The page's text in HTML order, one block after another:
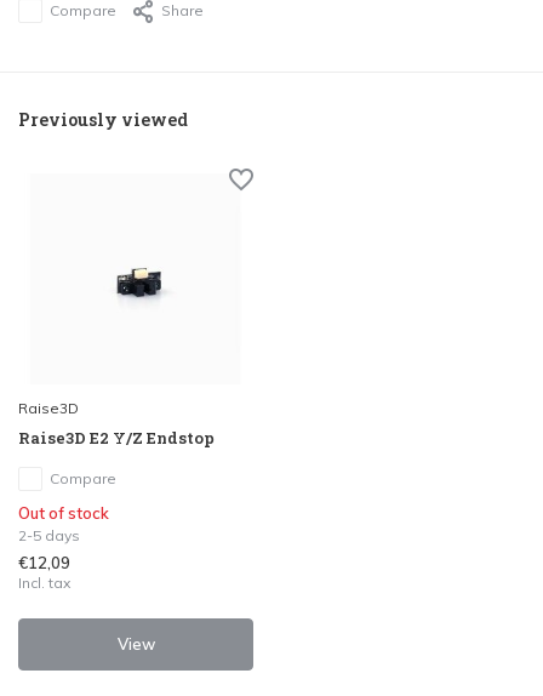
Compare Share
Previously viewed
Raise3D
Raise3D E2 Y/Z Endstop
Compare
Out of stock
2-5 days
€12,09
Incl. tax
View